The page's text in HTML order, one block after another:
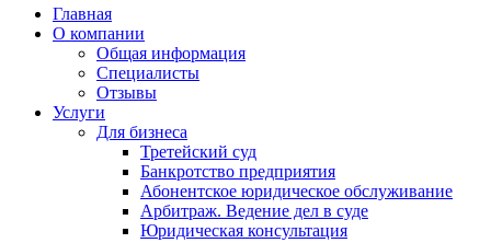
Главная
О компании
Общая информация
Специалисты
Отзывы
Услуги
Для бизнеса
Третейский суд
Банкротство предприятия
Абонентское юридическое обслуживание
Арбитраж. Ведение дел в суде
Юридическая консультация